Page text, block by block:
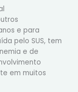
e para
pelo SUS, tem
e de
em muitos